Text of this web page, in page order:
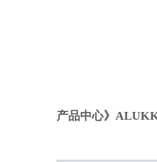
产品中心》